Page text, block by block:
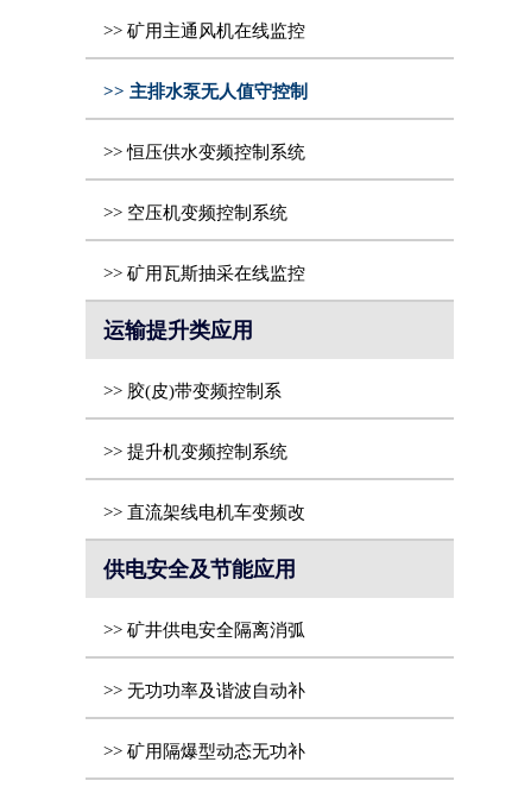
>> 矿用主通风机在线监控
>> 主排水泵无人值守控制
>> 恒压供水变频控制系统
>> 空压机变频控制系统
>> 矿用瓦斯抽采在线监控
运输提升类应用
>> 胶(皮)带变频控制系
>> 提升机变频控制系统
>> 直流架线电机车变频改
供电安全及节能应用
>> 矿井供电安全隔离消弧
>> 无功功率及谐波自动补
>> 矿用隔爆型动态无功补